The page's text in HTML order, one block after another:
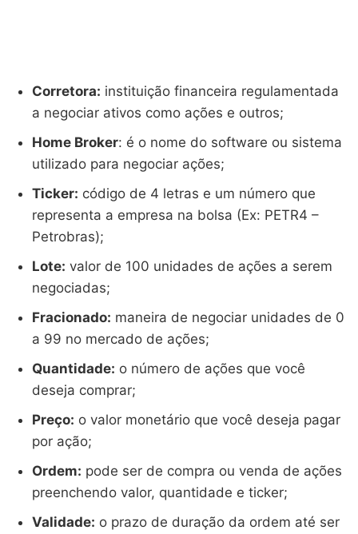
Corretora: instituição financeira regulamentada
a negociar ativos como ações e outros;
Home Broker: é o nome do software ou sistema
utilizado para negociar ações;
Ticker: código de 4 letras e um número que
representa a empresa na bolsa (Ex: PETR4 –
Petrobras);
Lote: valor de 100 unidades de ações a serem
negociadas;
Fracionado: maneira de negociar unidades de 0
a 99 no mercado de ações;
Quantidade: o número de ações que você
deseja comprar;
Preço: o valor monetário que você deseja pagar
por ação;
Ordem: pode ser de compra ou venda de ações
preenchendo valor, quantidade e ticker;
Validade: o prazo de duração da ordem até ser